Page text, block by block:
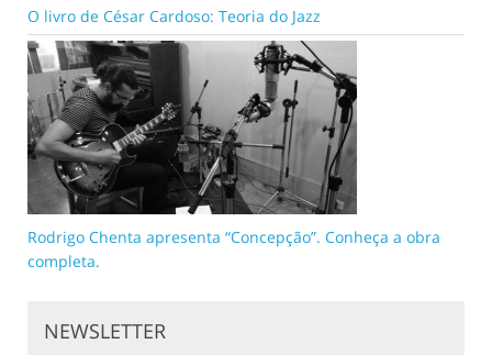
O livro de César Cardoso: Teoria do Jazz
Rodrigo Chenta apresenta “Concepção”. Conheça a obra
completa.
NEWSLETTER